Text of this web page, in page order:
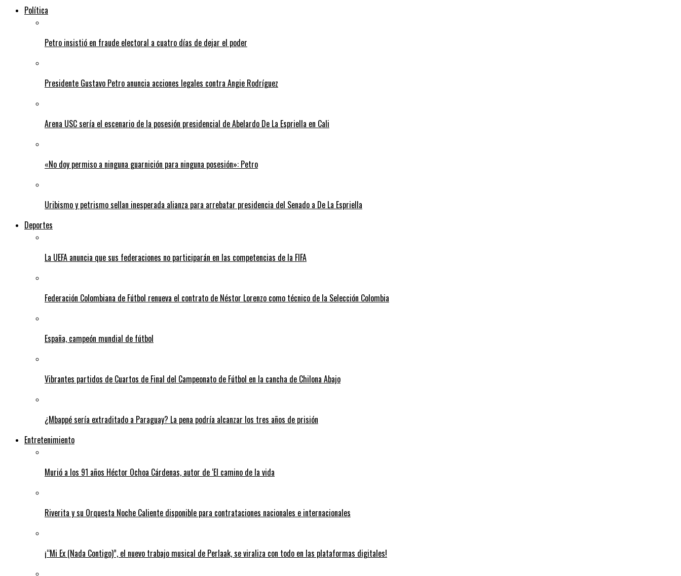
Política
Petro insistió en fraude electoral a cuatro días de dejar el poder
Presidente Gustavo Petro anuncia acciones legales contra Angie Rodríguez
Arena USC sería el escenario de la posesión presidencial de Abelardo De La Espriella en Cali
«No doy permiso a ninguna guarnición para ninguna posesión»: Petro
Uribismo y petrismo sellan inesperada alianza para arrebatar presidencia del Senado a De La Espriella
Deportes
La UEFA anuncia que sus federaciones no participarán en las competencias de la FIFA
Federación Colombiana de Fútbol renueva el contrato de Néstor Lorenzo como técnico de la Selección Colombia
España, campeón mundial de fútbol
Vibrantes partidos de Cuartos de Final del Campeonato de Fútbol en la cancha de Chilona Abajo
¿Mbappé sería extraditado a Paraguay? La pena podría alcanzar los tres años de prisión
Entretenimiento
Murió a los 91 años Héctor Ochoa Cárdenas, autor de ‘El camino de la vida
Riverita y su Orquesta Noche Caliente disponible para contrataciones nacionales e internacionales
¡“Mi Ex (Nada Contigo)”, el nuevo trabajo musical de Perlaak, se viraliza con todo en las plataformas digitales!